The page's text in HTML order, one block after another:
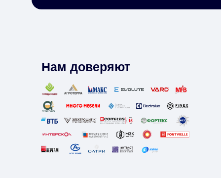
Нам доверяют